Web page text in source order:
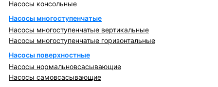
Насосы консольные
Насосы многоступенчатые
Насосы многоступенчатые вертикальные
Насосы многоступенчатые горизонтальные
Насосы поверхностные
Насосы нормальновсасывающие
Насосы самовсасывающие